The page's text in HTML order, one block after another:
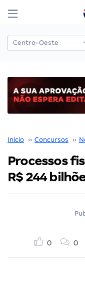
Início ›› Concursos ››
Processos
R$ 244
0 0